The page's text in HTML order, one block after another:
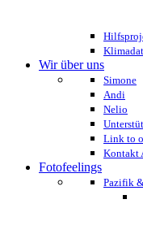
Wir über uns
Simone
Andi
Nelio
Link to
Kontakt
Fotofeelings
Pazifik